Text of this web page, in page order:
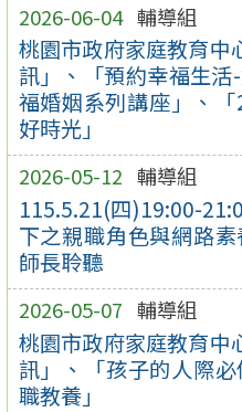
2026-06-04 輔導組
桃園市政府家庭教育中
訊」、「預約幸福生
福婚姻系列講座」、
好時光」
2026-05-12 輔導組
115.5.21(四)19:00-
下之親職角色與網路
師長聆聽
2026-05-07 輔導組
桃園市政府家庭教育中
訊」、「孩子的人際
職教養」